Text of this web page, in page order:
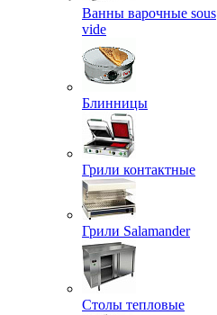
Ванны варочные sous
vide
Блинницы
Грили контактные
Грили Salamander
Столы тепловые